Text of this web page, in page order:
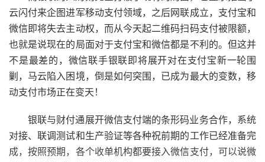
云闪付来企图进军移动支付领域，之后网联成立，支付宝和
微信即将失去主动权，而从今天起二维码扫码支付被限额，
也就是说现在的局面对于支付宝和微信都是不利的。但这并
不是最差的，微信联手银联即将展开对在支付宝新一轮围
剿，马云陷入困境，倒是如何突围，已成为最大的变数，移
动支付市场正在变天！
银联与财付通展开微信支付端的条形码业务合作，系统
对接、联调测试和生产验证等各种祝前期的工作已经准备完
成，按照预期，各个收单机构都要接入微信支付，可以说微